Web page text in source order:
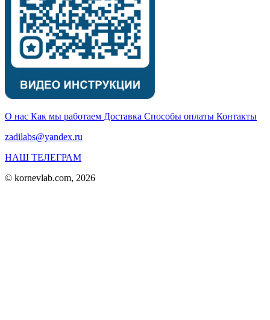
О нас Как мы работаем Доставка Способы оплаты Контакты
zadilabs@yandex.ru
НАШ ТЕЛЕГРАМ
© kornevlab.com, 2026